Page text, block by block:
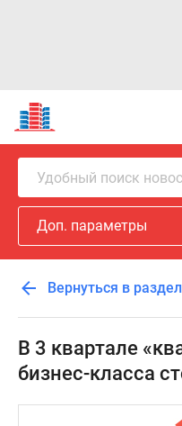
Новостройки
Квартиры
Ипотека
Новостройки
Москвы
Новостройки
Подмосковья
Новостройки
Москвы
Готовые
новостройки
Новостройки
карте
Удобный поиск
Доп. параметры
Вернуться в раздел
В 3 квартале
бизнес-класса